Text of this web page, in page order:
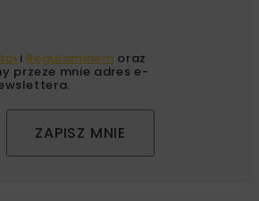
i Regulaminem oraz
przeze mnie adres e-
ZAPISZ MNIE